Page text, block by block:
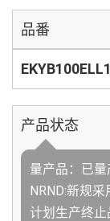
品番
产品状态
量产品：已
NRND:新规
计划生产终